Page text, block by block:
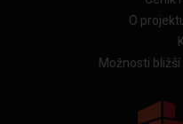
O
Možnosti